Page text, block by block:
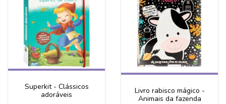
Superkit - Clássicos
adoráveis
Livro rabisco mágico -
Animais da fazenda